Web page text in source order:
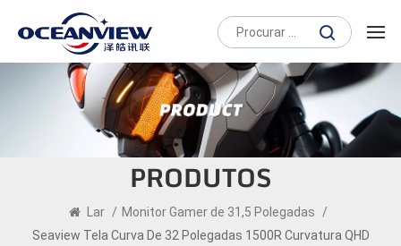
PRODUTOS
Lar / Monitor Gamer de 31,5 Polegadas
/
Seaview Tela Curva De 32 Polegadas 1500R Curvatura QHD